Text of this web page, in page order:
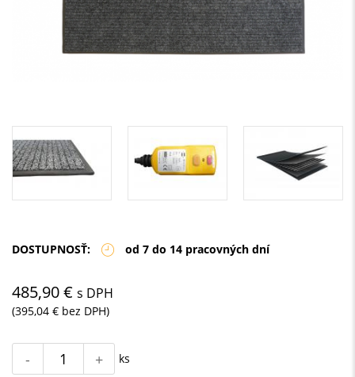
DOSTUPNOSŤ: od 7 do 14 pracovných dní
485,90 € s DPH
(395,04 € bez DPH)
- + ks